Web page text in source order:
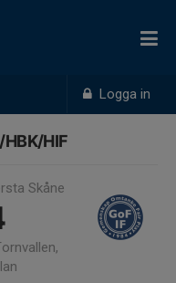
Logga in
HBK/HIF
Skåne